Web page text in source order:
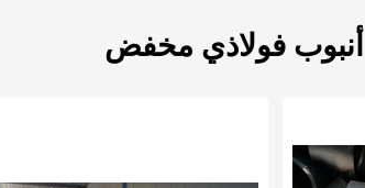
أنبوب فولاذي مخفض